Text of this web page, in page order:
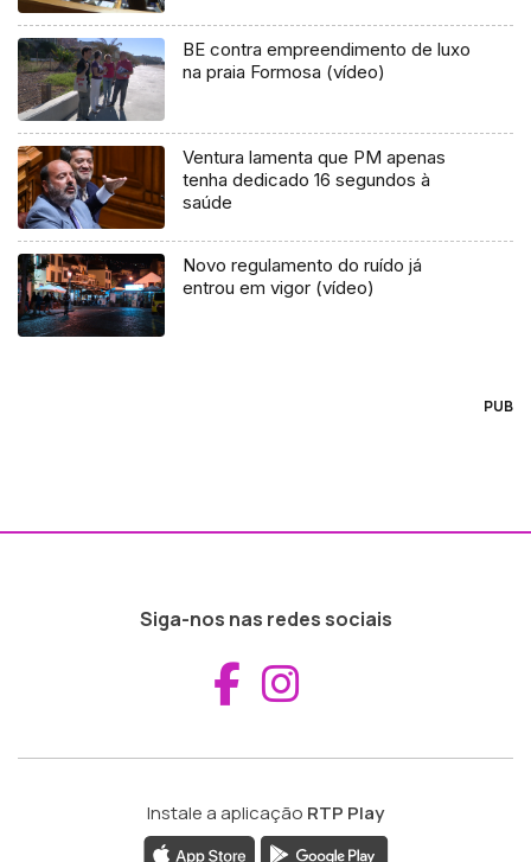
BE contra empreendimento de luxo
na praia Formosa (vídeo)
Ventura lamenta que PM apenas
tenha dedicado 16 segundos à
saúde
Novo regulamento do ruído já
entrou em vigor (vídeo)
PUB
Siga-nos nas redes sociais
Aceder ao
Instale a aplicação RTP Play